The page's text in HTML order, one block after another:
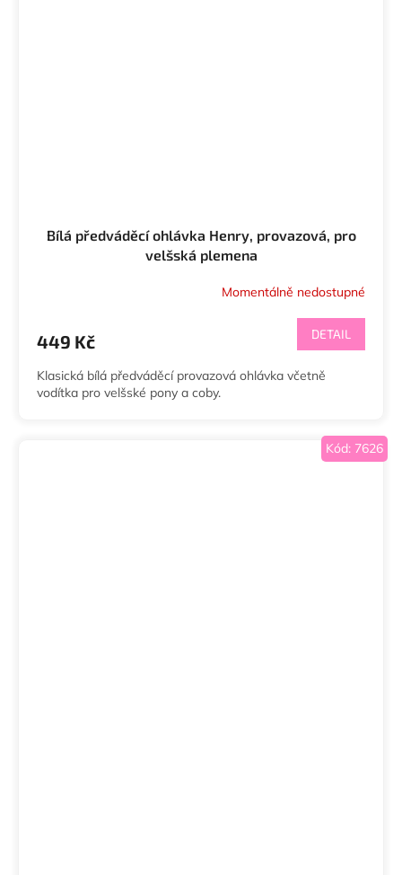
Bílá předváděcí ohlávka Henry, provazová, pro
velšská plemena
Momentálně nedostupné
449 Kč DETAIL
Klasická bílá předváděcí provazová ohlávka včetně
vodítka pro velšské pony a coby.
Kód: 7626